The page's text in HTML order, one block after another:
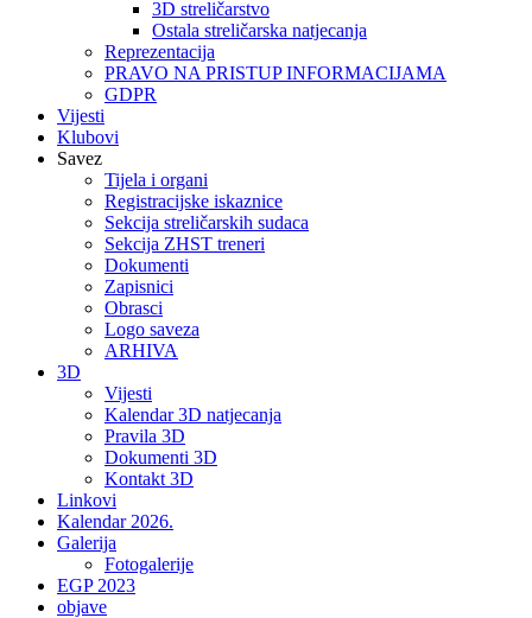
3D streličarstvo
Ostala streličarska natjecanja
Reprezentacija
PRAVO NA PRISTUP INFORMACIJAMA
GDPR
Vijesti
Klubovi
Savez
Tijela i organi
Registracijske iskaznice
Sekcija streličarskih sudaca
Sekcija ZHST treneri
Dokumenti
Zapisnici
Obrasci
Logo saveza
ARHIVA
3D
Vijesti
Kalendar 3D natjecanja
Pravila 3D
Dokumenti 3D
Kontakt 3D
Linkovi
Kalendar 2026.
Galerija
Fotogalerije
EGP 2023
objave